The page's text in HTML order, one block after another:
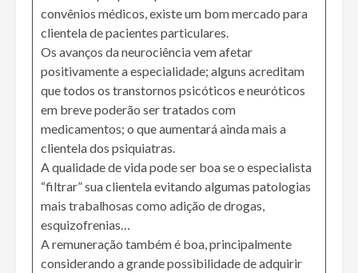
convênios médicos, existe um bom mercado para
clientela de pacientes particulares.
Os avanços da neurociência vem afetar
positivamente a especialidade; alguns acreditam
que todos os transtornos psicóticos e neuróticos
em breve poderão ser tratados com
medicamentos; o que aumentará ainda mais a
clientela dos psiquiatras.
A qualidade de vida pode ser boa se o especialista
“filtrar” sua clientela evitando algumas patologias
mais trabalhosas como adição de drogas,
esquizofrenias…
A remuneração também é boa, principalmente
considerando a grande possibilidade de adquirir